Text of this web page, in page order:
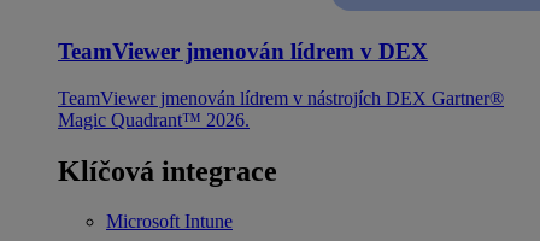
TeamViewer jmenován lídrem v DEX
TeamViewer jmenován lídrem v nástrojích DEX Gartner®
Magic Quadrant™ 2026.
Klíčová integrace
Microsoft Intune